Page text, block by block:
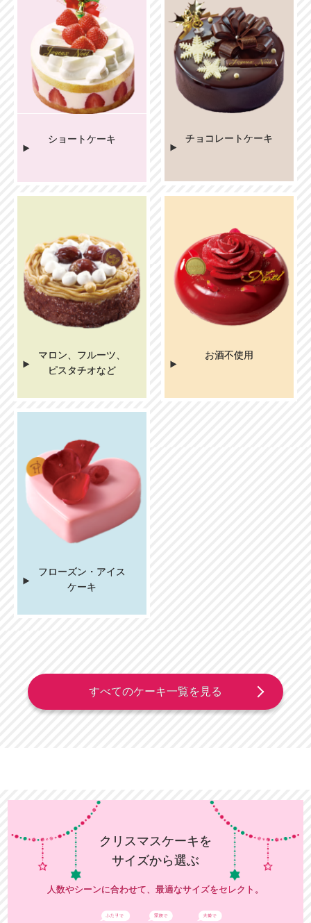
ショートケーキ チョコレートケーキ
マロン、フルーツ、
ピスタチオなど
お酒不使用
フローズン・アイス
ケーキ
すべてのケーキ一覧を見る
クリスマスケーキを
サイズから選ぶ
人数やシーンに合わせて、最適なサイズをセレクト。